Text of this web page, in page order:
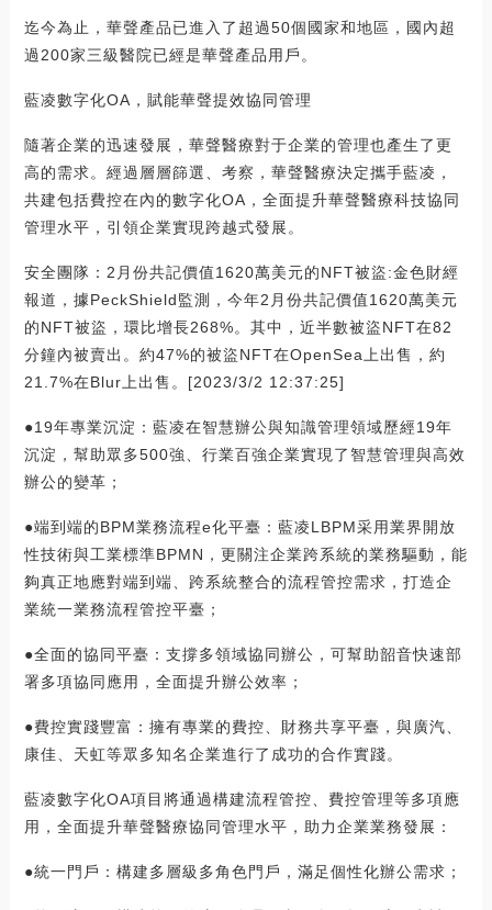
迄今為止，華聲產品已進入了超過50個國家和地區，國內超
過200家三級醫院已經是華聲產品用戶。
藍凌數字化OA，賦能華聲提效協同管理
隨著企業的迅速發展，華聲醫療對于企業的管理也產生了更
高的需求。經過層層篩選、考察，華聲醫療決定攜手藍凌，
共建包括費控在內的數字化OA，全面提升華聲醫療科技協同
管理水平，引領企業實現跨越式發展。
安全團隊：2月份共記價值1620萬美元的NFT被盜:金色財經
報道，據PeckShield監測，今年2月份共記價值1620萬美元
的NFT被盜，環比增長268%。其中，近半數被盜NFT在82
分鐘內被賣出。約47%的被盜NFT在OpenSea上出售，約
21.7%在Blur上出售。[2023/3/2 12:37:25]
●19年專業沉淀：藍凌在智慧辦公與知識管理領域歷經19年
沉淀，幫助眾多500強、行業百強企業實現了智慧管理與高效
辦公的變革；
●端到端的BPM業務流程e化平臺：藍凌LBPM采用業界開放
性技術與工業標準BPMN，更關注企業跨系統的業務驅動，能
夠真正地應對端到端、跨系統整合的流程管控需求，打造企
業統一業務流程管控平臺；
●全面的協同平臺：支撐多領域協同辦公，可幫助韶音快速部
署多項協同應用，全面提升辦公效率；
●費控實踐豐富：擁有專業的費控、財務共享平臺，與廣汽、
康佳、天虹等眾多知名企業進行了成功的合作實踐。
藍凌數字化OA項目將通過構建流程管控、費控管理等多項應
用，全面提升華聲醫療協同管理水平，助力企業業務發展：
●統一門戶：構建多層級多角色門戶，滿足個性化辦公需求；